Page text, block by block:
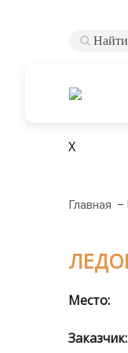
Найти
X
Главная
Место:
Заказчик: